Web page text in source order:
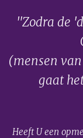
"Zodra de
(mensen
gaat
Heeft U een